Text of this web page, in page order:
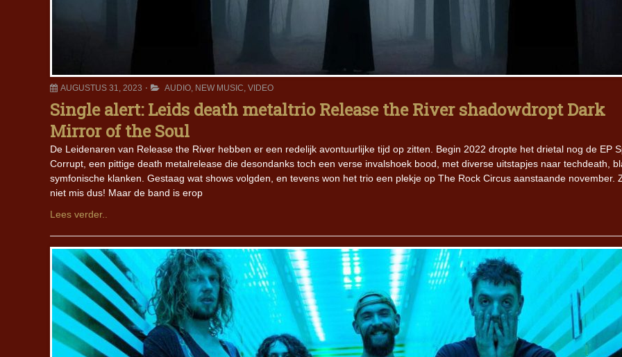
AUGUSTUS 31, 2023 AUDIO, NEW MUSIC, VIDEO
Single alert: Leids death metaltrio Release the River shadowdropt Dark
Mirror of the Soul
De Leidenaren van Release the River hebben er een redelijk avontuurlijke tijd op zitten. Begin 2022 dropte het drietal nog de EP
Corrupt, een pittige death metalrelease die desondanks toch een verse invalshoek bood, met diverse uitstapjes naar techdeath,
symfonische klanken. Gestaag wat shows volgden, en tevens won het trio een plekje op The Rock Circus aanstaande november.
niet mis dus! Maar de band is erop
Lees verder..